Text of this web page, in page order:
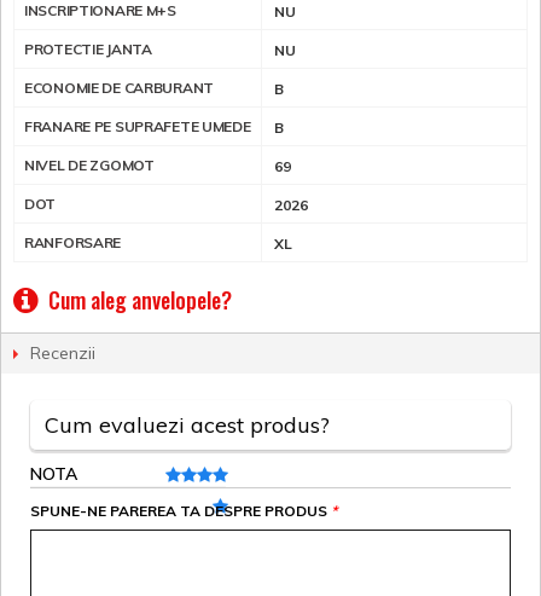
INSCRIPTIONARE M+S NU
PROTECTIE JANTA NU
ECONOMIE DE CARBURANT B
FRANARE PE SUPRAFETE UMEDE B
NIVEL DE ZGOMOT 69
DOT 2026
RANFORSARE XL
Cum aleg anvelopele?
Recenzii
Cum evaluezi acest produs?
NOTA
*
SPUNE-NE PAREREA TA DESPRE PRODUS